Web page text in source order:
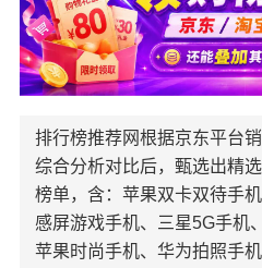
排行榜推荐网根据京东平台
综合分析对比后，甄选出精
榜单，含：苹果双卡双待手
感屏游戏手机、三星5G手机
苹果时尚手机、华为拍照手